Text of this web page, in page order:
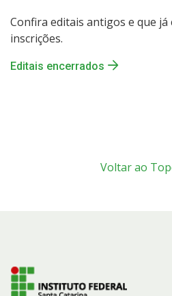
Confira editais antigos e que já
inscrições.
Editais encerrados
Voltar ao